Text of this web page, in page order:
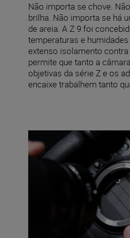
Não importa se chove.
brilha. Não importa se há
de areia. A Z 9 foi
temperaturas e
extenso isolamento
permite que tanto a
objetivas da série Z e os
encaixe trabalhem tanto